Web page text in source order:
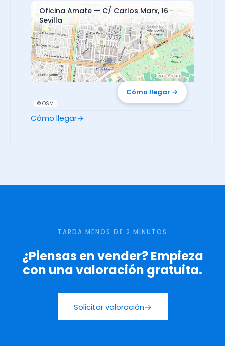
📍
Oficina Amate — C/ Carlos Marx, 16 ·
Sevilla
Cómo llegar →
© OSM
Cómo llegar→
TARDA MENOS DE 2 MINUTOS
¿Piensas en vender? Empieza
con una valoración gratuita.
Solicitar valoración→